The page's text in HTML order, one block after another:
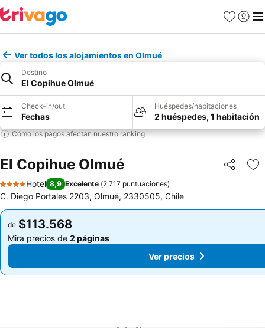
Favoritos
Iniciar
Ver todos los alojamientos en Olmué
Destino
El Copihue Olmué
Check-in/out
Fechas
Huéspedes/habitaciones
2 huéspedes, 1 habitación
Cómo los pagos afectan nuestro ranking
El Copihue Olmué Compartir
4 Estrellas
Hotel 8,9 Excelente (2.717 puntuaciones)
C. Diego Portales 2203, Olmué, 2330505, Chile
de $113.568
Mira precios de 2 páginas
Ver precios
de $113.568
Mira precios de 2 páginas
Ver precios